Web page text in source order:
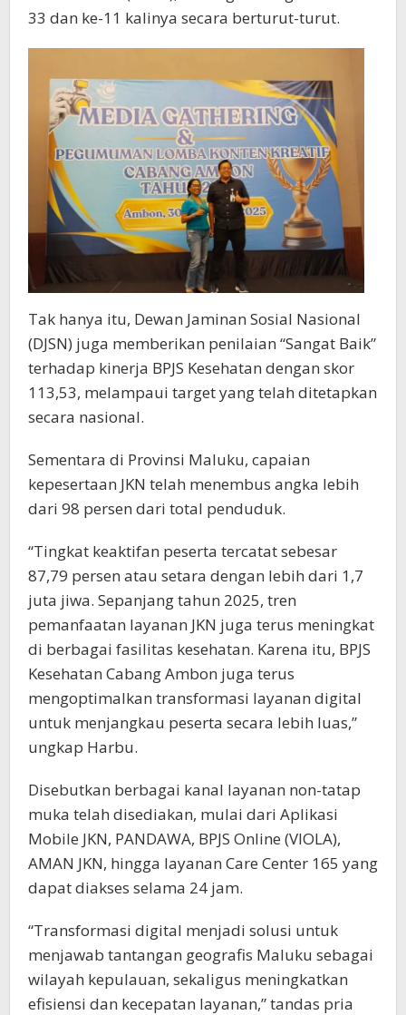
33 dan ke-11 kalinya secara berturut-turut.
Tak hanya itu, Dewan Jaminan Sosial Nasional
(DJSN) juga memberikan penilaian “Sangat Baik”
terhadap kinerja BPJS Kesehatan dengan skor
113,53, melampaui target yang telah ditetapkan
secara nasional.
Sementara di Provinsi Maluku, capaian
kepesertaan JKN telah menembus angka lebih
dari 98 persen dari total penduduk.
“Tingkat keaktifan peserta tercatat sebesar
87,79 persen atau setara dengan lebih dari 1,7
juta jiwa. Sepanjang tahun 2025, tren
pemanfaatan layanan JKN juga terus meningkat
di berbagai fasilitas kesehatan. Karena itu, BPJS
Kesehatan Cabang Ambon juga terus
mengoptimalkan transformasi layanan digital
untuk menjangkau peserta secara lebih luas,”
ungkap Harbu.
Disebutkan berbagai kanal layanan non-tatap
muka telah disediakan, mulai dari Aplikasi
Mobile JKN, PANDAWA, BPJS Online (VIOLA),
AMAN JKN, hingga layanan Care Center 165 yang
dapat diakses selama 24 jam.
“Transformasi digital menjadi solusi untuk
menjawab tantangan geografis Maluku sebagai
wilayah kepulauan, sekaligus meningkatkan
efisiensi dan kecepatan layanan,” tandas pria